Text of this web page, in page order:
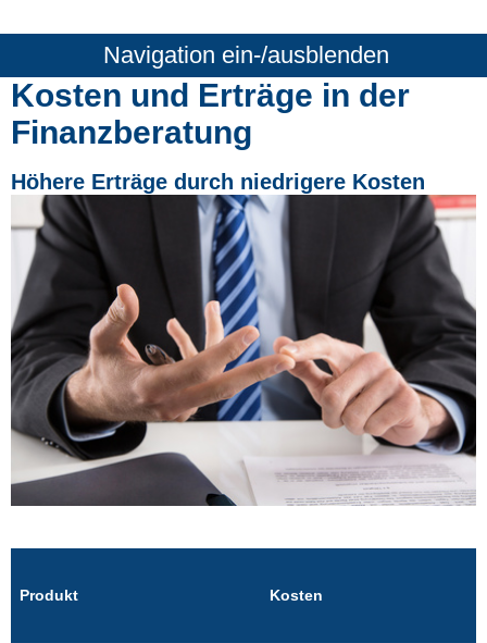
Navigation ein-/ausblenden
Kosten und Erträge in der
Finanzberatung
Höhere Erträge durch niedrigere Kosten
Produkt Kosten